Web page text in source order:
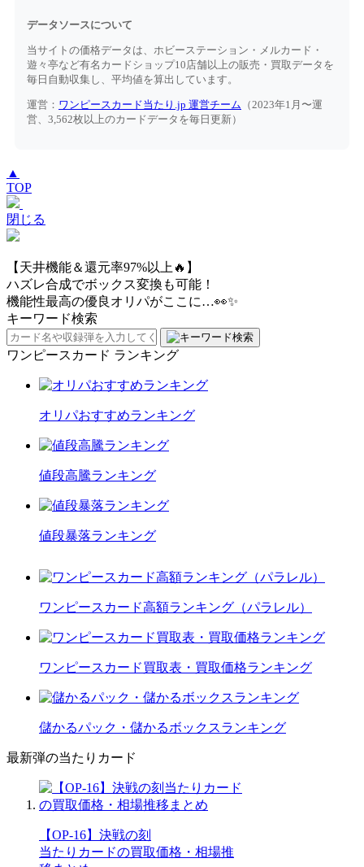
データソースについて
当サイトの価格データは、ホビーステーション・メルカード・
遊々亭など有名カードショップ10店舗以上の販売・買取データを
毎日自動収集し、平均値を算出しています。
運営： ワンピースカード当たり.jp 運営チーム （2023年1月〜運
営、3,562枚以上のカードデータを毎日更新）
▲
TOP
閉じる
【天井機能＆還元率97%以上🔥】
ハズレ合成でボックス変換も可能！
機能性最高の優良オリパがここに…👀✨
キーワード検索
ワンピースカード ランキング
オリパおすすめランキング
値段高騰ランキング
値段暴落ランキング
ワンピースカード高額ランキング（パラレル）
ワンピースカード買取表・買取価格ランキング
儲かるパック・儲かるボックスランキング
最新弾の当たりカード
【OP-16】決戦の刻
当たりカードの買取価格・相場推